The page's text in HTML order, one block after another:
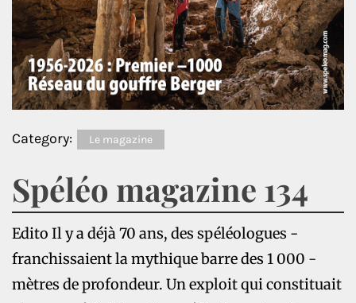
Category: Le magazine
Spéléo magazine 134
Edito Il y a déjà 70 ans, des spéléologues ­
franchissaient la mythique barre des 1 000 ­
mètres de profondeur. Un exploit qui constituait